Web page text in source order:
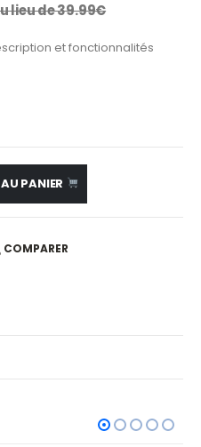
lieu de 39.99€
et fonctionnalités
PANIER
COMPARER